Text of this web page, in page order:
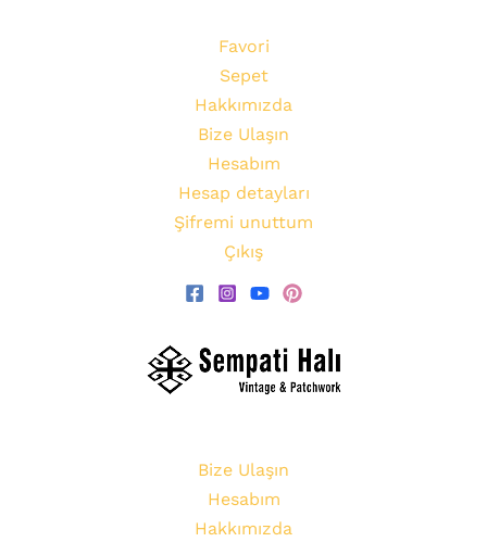
Favori
Sepet
Hakkımızda
Bize Ulaşın
Hesabım
Hesap detayları
Şifremi unuttum
Çıkış
Bize Ulaşın
Hesabım
Hakkımızda